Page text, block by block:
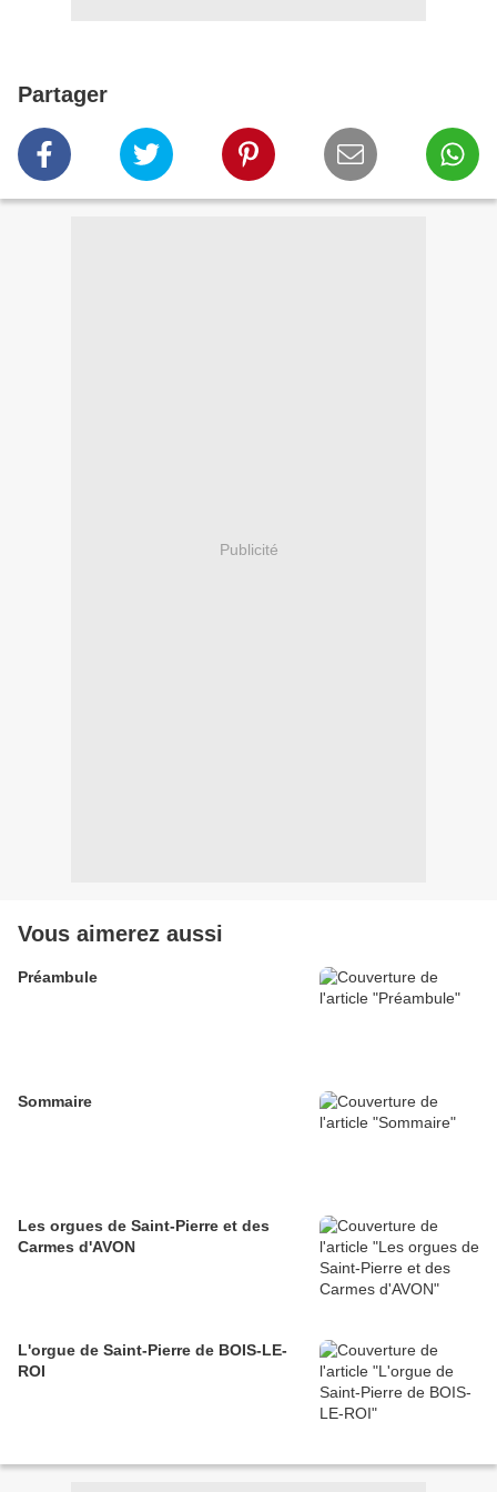
Partager
Publicité
Vous aimerez aussi
Préambule
Sommaire
Les orgues de Saint-Pierre et des
Carmes d'AVON
L'orgue de Saint-Pierre de BOIS-LE-
ROI